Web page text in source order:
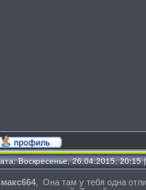
Воскресенье, 26.04.2015,
макс664 , Она там у тебя одна